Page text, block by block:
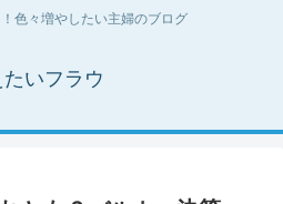
色々増やしたい主婦のブログ
いフラウ